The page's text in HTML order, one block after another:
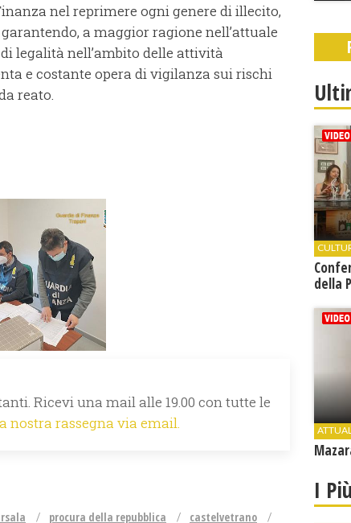
nel reprimere ogni genere di illecito,
a maggior ragione nell’attuale
legalità nell’ambito delle attività
e costante opera di vigilanza sui rischi
reato.
Ricevi una mail alle 19.00 con tutte le
nostra rassegna via email.
procura della repubblica
castelvetrano
della
I